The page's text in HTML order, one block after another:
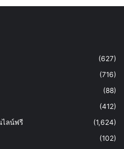
(627)
(716)
(88)
(412)
ลน์ฟรี
(1,624)
(102)